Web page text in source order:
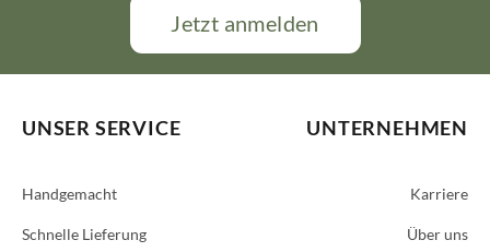
Jetzt anmelden
UNSER SERVICE
Handgemacht
Schnelle Lieferung
UNTERNEHMEN
Karriere
Über uns